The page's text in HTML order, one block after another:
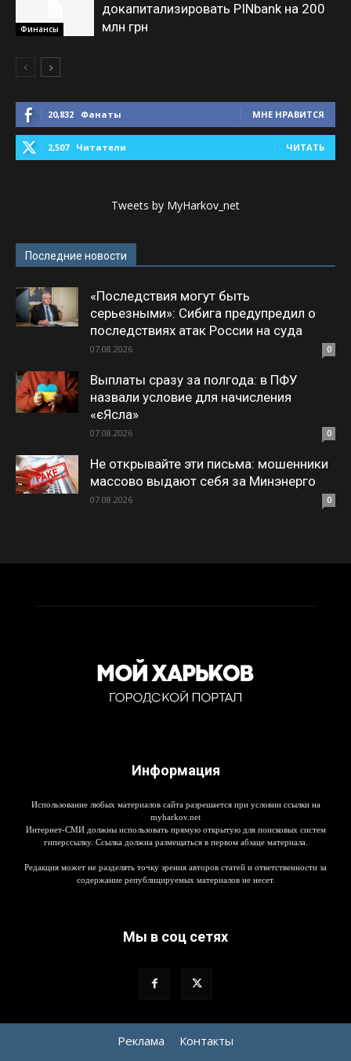
Финансы
докапитализировать PINbank на 200
млн грн
20,832 Фанаты МНЕ НРАВИТСЯ
2,507 Читатели ЧИТАТЬ
Tweets by MyHarkov_net
Последние новости
«Последствия могут быть
серьезными»: Сибига предупредил о
последствиях атак России на суда
07.08.2026 0
Выплаты сразу за полгода: в ПФУ
назвали условие для начисления
«єЯсла»
07.08.2026 0
Не открывайте эти письма: мошенники
массово выдают себя за Минэнерго
07.08.2026 0
Информация
Использование любых материалов сайта разрешается при условии ссылки на
myharkov.net
Интернет-СМИ должны использовать прямую открытую для поисковых систем
гиперссылку. Ссылка должна размещаться в первом абзаце материала.
Редакция может не разделять точку зрения авторов статей и ответственности за
содержание републицируемых материалов не несет.
Мы в соц сетях
Реклама Контакты